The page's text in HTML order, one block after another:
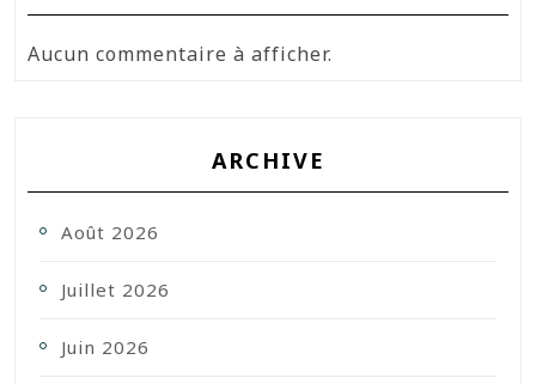
Aucun commentaire à afficher.
ARCHIVE
Août 2026
Juillet 2026
Juin 2026